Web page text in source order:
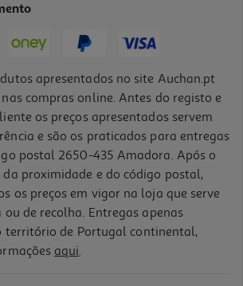
Stracciatella 2x140g
apresentados no site Auchan.pt
compras online. Antes do registo e
os preços apresentados servem
e são os praticados para entregas
postal 2650-435 Amadora. Após o
proximidade e do código postal,
os preços em vigor na loja que serve
de recolha. Entregas apenas
território de Portugal continental,
aqui.